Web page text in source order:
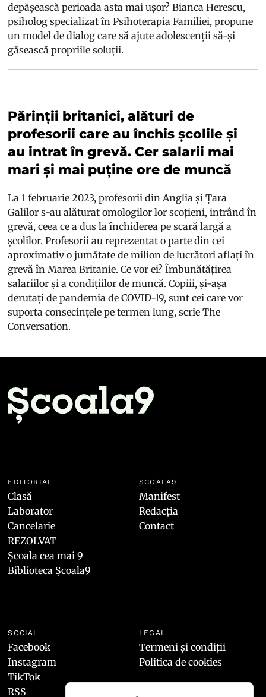
depășească perioada asta mai ușor? Bianca Herescu,
psiholog specializat în Psihoterapia Familiei, propune
un model de dialog care să ajute adolescenții să-și
găsească propriile soluții.
Părinții britanici, alături de
profesorii care au închis școlile și
au intrat în grevă. Cer salarii mai
mari și mai puține ore de muncă
La 1 februarie 2023, profesorii din Anglia și Țara
Galilor s-au alăturat omologilor lor scoțieni, intrând în
grevă, ceea ce a dus la închiderea pe scară largă a
școlilor. Profesorii au reprezentat o parte din cei
aproximativ o jumătate de milion de lucrători aflați în
grevă în Marea Britanie. Ce vor ei? Îmbunătățirea
salariilor și a condițiilor de muncă. Copiii, și-așa
derutați de pandemia de COVID-19, sunt cei care vor
suporta consecințele pe termen lung, scrieThe
Conversation.
EDITORIAL
Clasă
Laborator
Cancelarie
REZOLVAT
Școala cea mai 9
Biblioteca Școala9
ȘCOALA9
Manifest
Redacția
Contact
SOCIAL
Facebook
Instagram
TikTok
RSS
LEGAL
Termeni și condiții
Politica de cookies